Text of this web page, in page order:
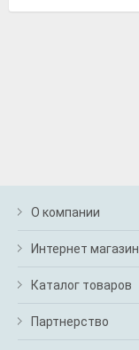
О компании
Интернет магазин
Каталог товаров
Партнерство